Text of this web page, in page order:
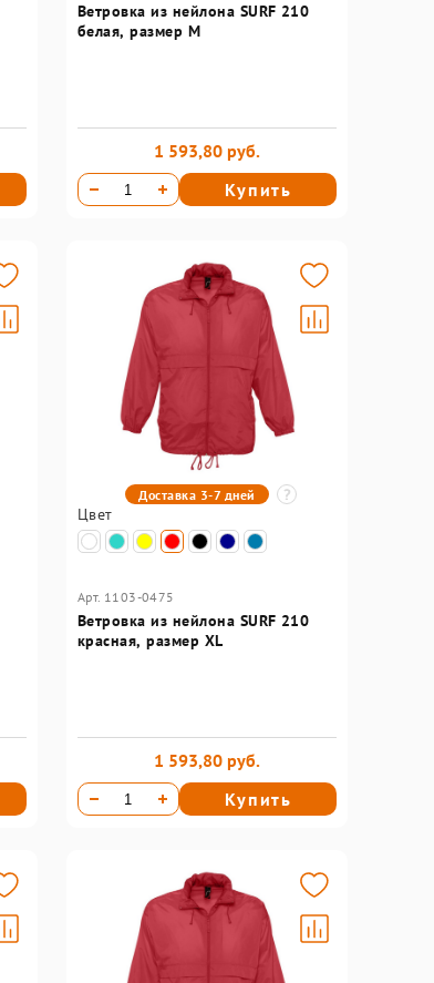
Ветровка из нейлона SURF 210
белая, размер M
1 593,80 руб.
Купить
Доставка 3-7 дней
Цвет
Арт. 1103-0475
Ветровка из нейлона SURF 210
красная, размер XL
1 593,80 руб.
Купить